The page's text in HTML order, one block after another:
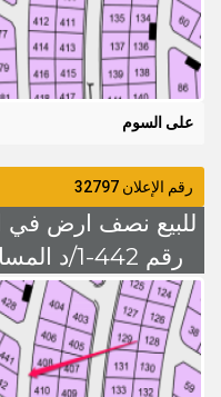
على السوم
رقم الإعلان 32797
للبيع نصف ارض في